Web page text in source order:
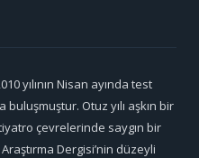
yılının Nisan ayında test
buluşmuştur. Otuz yılı aşkın bir
çevrelerinde saygın bir
Dergisi’nin düzeyli